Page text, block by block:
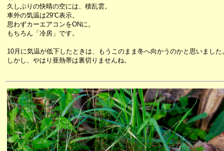
久しぶりの快晴の空には、積乱雲。
車外の気温は29℃表示。
思わずカーエアコンをONに。
もちろん「冷房」です。
10月に気温が低下したときは、もうこのまま冬へ向かうのかと思いました
しかし、やはり亜熱帯は裏切りませんね。